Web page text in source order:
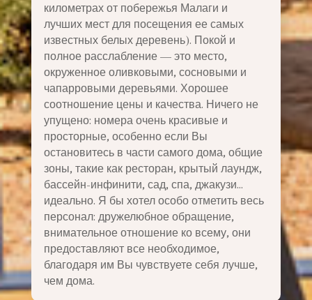
километрах от побережья Малаги и
лучших мест для посещения ее самых
известных белых деревень). Покой и
полное расслабление — это место,
окруженное оливковыми, сосновыми и
чапарровыми деревьями. Хорошее
соотношение цены и качества. Ничего не
упущено: номера очень красивые и
просторные, особенно если Вы
остановитесь в части самого дома, общие
зоны, такие как ресторан, крытый лаундж,
бассейн-инфинити, сад, спа, джакузи…
идеально. Я бы хотел особо отметить весь
персонал: дружелюбное обращение,
внимательное отношение ко всему, они
предоставляют все необходимое,
благодаря им Вы чувствуете себя лучше,
чем дома.